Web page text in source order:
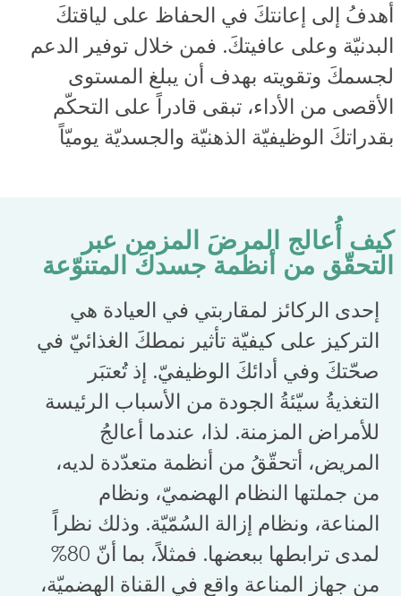
أهدفُ إلى إعانتكَ في الحفاظ على لياقتكَ
البدنيّة وعلى عافيتكَ. فمن خلال توفير الدعم
لجسمكَ وتقويته بهدف أن يبلغ المستوى
الأقصى من الأداء، تبقى قادراً على التحكّم
بقدراتكَ الوظيفيّة الذهنيّة والجسديّة يوميّاً
كيف أُعالج المرضَ المزمن عبر
التحقّق من أنظمة جسدكَ المتنوّعة
إحدى الركائز لمقاربتي في العيادة هي
التركيز على كيفيّة تأثير نمطكَ الغذائيّ في
صحّتكَ وفي أدائكَ الوظيفيّ. إذ تُعتبَر
التغذيةُ سيّئةُ الجودة من الأسباب الرئيسة
للأمراض المزمنة. لذا، عندما أعالجُ
المريض، أتحقّقُ من أنظمة متعدّدة لديه،
من جملتها النظام الهضميّ، ونظام
المناعة، ونظام إزالة السُمّيّة. وذلك نظراً
لمدى ترابطها ببعضها. فمثلاً، بما أنّ 80%
من جهاز المناعة واقع في القناة الهضميّة،